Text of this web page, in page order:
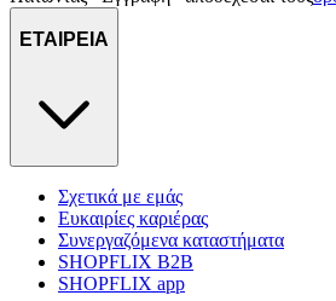
ΕΤΑΙΡΕΙΑ
Σχετικά με εμάς
Ευκαιρίες καριέρας
Συνεργαζόμενα καταστήματα
SHOPFLIX B2B
SHOPFLIX app